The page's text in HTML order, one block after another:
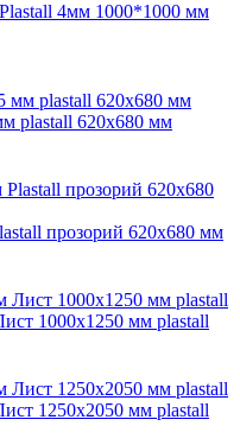
Plastall 4мм 1000*1000 мм
plastall 620x680 мм
прозорий 620x680 мм
1000x1250 мм plastall
1250x2050 мм plastall